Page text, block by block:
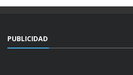
PUBLICIDAD